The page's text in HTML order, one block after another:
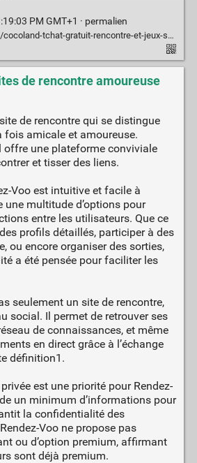
PM GMT+1 · permalien
tchat-gratuit-rencontre-et-jeux-sur-cocolandfr
de rencontre amoureuse
de rencontre qui se distingue
fois amicale et amoureuse.
offre une plateforme conviviale
et tisser des liens.
Voo est intuitive et facile à
une multitude d’options pour
entre les utilisateurs. Que ce
profils détaillés, participer à des
ou encore organiser des sorties,
a été pensée pour faciliter les
seulement un site de rencontre,
social. Il permet de retrouver ses
de connaissances, et même
en direct grâce à l’échange
définition1.
est une priorité pour Rendez-
un minimum d’informations pour
la confidentialité des
Voo ne propose pas
ou d’option premium, affirmant
sont déjà premium.